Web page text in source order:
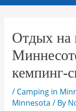
Отдых на
кемпинг-
/ Camping in
Minnesota / By